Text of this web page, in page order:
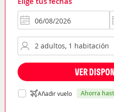
VER
Añadir vuelo ahorra